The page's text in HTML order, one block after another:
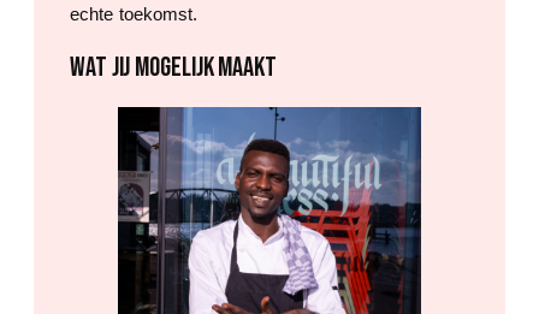
echte toekomst.
WAT JIJ MOGELIJK MAAKT